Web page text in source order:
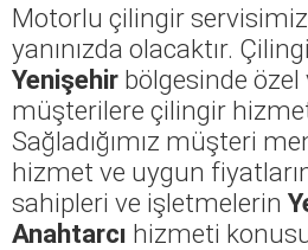
Motorlu çilingir servisimiz
yanınızda olacaktır.
Yenişehir bölgesinde özel
müşterilere çilingir
Sağladığımız müşteri
hizmet ve uygun
sahipleri ve işletmelerin
Anahtarcı hizmeti